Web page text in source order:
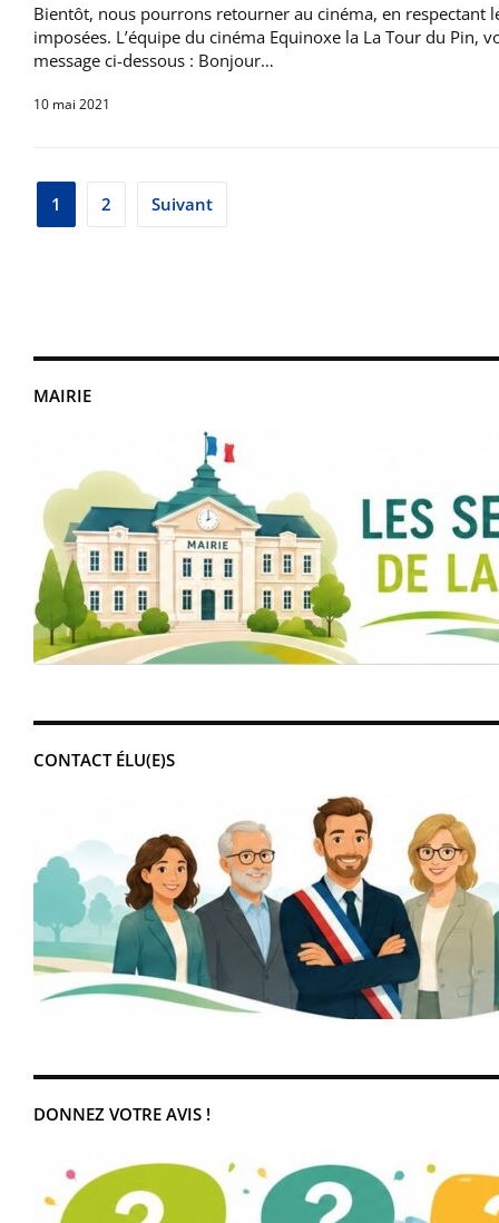
MAIRIE
CONTACT ÉLU(E)S
DONNEZ VOTRE AVIS !
Bientôt, nous pourrons retourner au cinéma, en respectant
imposées. L’équipe du cinéma Equinoxe la La Tour du Pin,
message ci-dessous : Bonjour…
10 mai 2021
Pagination
1 2 Suivant